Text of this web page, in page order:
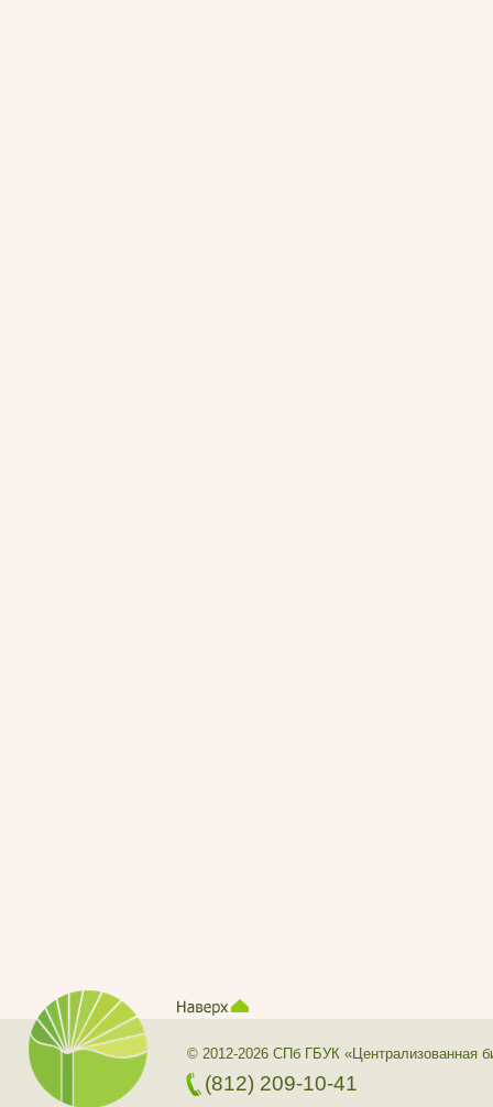
© 2012-2026 СПб ГБУК «Централизованная
(812) 209-10-41